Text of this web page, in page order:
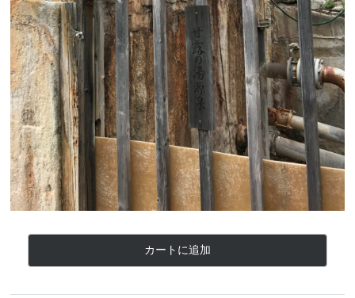
カートに追加